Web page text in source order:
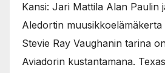
Kansi: Jari Mattila Alan Paulin
Aledortin muusikkoelämäkerta
Stevie Ray Vaughanin tarina
Aviadorin kustantamana.